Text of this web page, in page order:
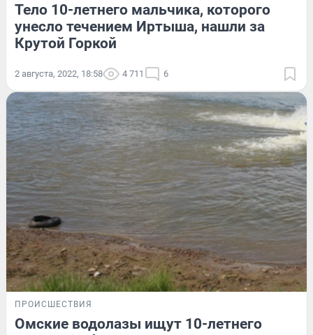
Тело 10-летнего мальчика, которого
унесло течением Иртыша, нашли за
Крутой Горкой
2 августа, 2022, 18:58 4 711 6
ПРОИСШЕСТВИЯ
Омские водолазы ищут 10-летнего